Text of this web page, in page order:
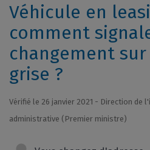
Véhicule en
comment
changement
grise ?
Vérifié le 26 janvier 2021 - Direction de
administrative (Premier ministre)